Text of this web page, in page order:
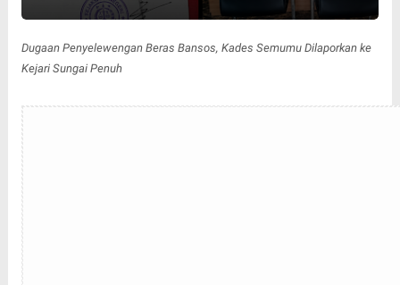
Dugaan Penyelewengan Beras Bansos, Kades Semumu Dilaporkan ke
Kejari Sungai Penuh